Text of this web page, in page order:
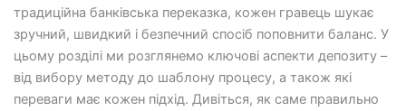
традиційна банківська переказка, кожен гравець шукає
зручний, швидкий і безпечний спосіб поповнити баланс. У
цьому розділі ми розглянемо ключові аспекти депозиту –
від вибору методу до шаблону процесу, а також які
переваги має кожен підхід. Дивіться, як саме правильно